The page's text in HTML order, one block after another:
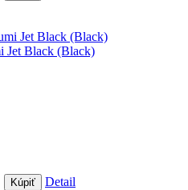
Jet Black (Black)
Detail